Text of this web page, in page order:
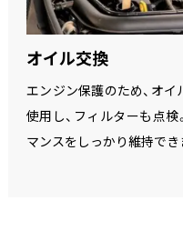
オイル交換
エンジン保護のため、オ
使用し、フィルターも点
マンスをしっかり維持でき